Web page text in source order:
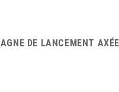
DE LANCEMENT